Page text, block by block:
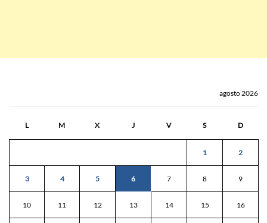
agosto 2026
L M X J V S D
1 2
3 4 5 6 7 8 9
10 11 12 13 14 15 16